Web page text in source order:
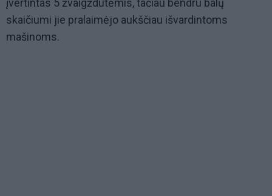
įvertintas 5 žvaigždutėmis, tačiau bendru balų
skaičiumi jie pralaimėjo aukščiau išvardintoms
mašinoms.